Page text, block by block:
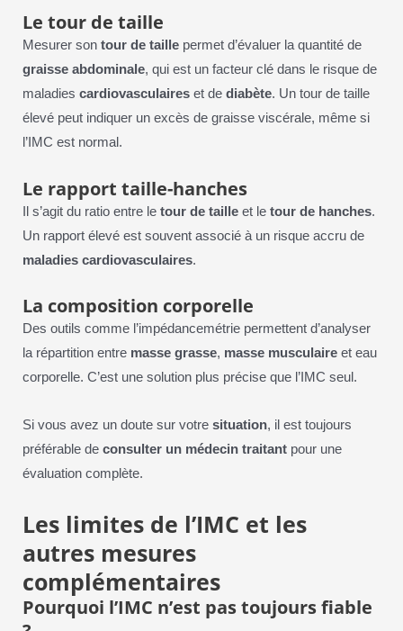
Le tour de taille
Mesurer son tour de taillepermet d’évaluer la quantité de
graisse abdominale, qui est un facteur clé dans le risque de
maladies cardiovasculaireset de diabète. Un tour de taille
élevé peut indiquer un excès de graisse viscérale, même si
l’IMC est normal.
Le rapport taille-hanches
Il s’agit du ratio entre le tour de tailleet le tour de hanches.
Un rapport élevé est souvent associé à un risque accru de
maladies cardiovasculaires.
La composition corporelle
Des outils comme l’impédancemétrie permettent d’analyser
la répartition entre masse grasse, masse musculaireet eau
corporelle. C’est une solution plus précise que l’IMC seul.
Si vous avez un doute sur votre situation, il est toujours
préférable de consulter un médecin traitantpour une
évaluation complète.
Les limites de l’IMC et les
autres mesures
complémentaires
Pourquoi l’IMC n’est pas toujours fiable